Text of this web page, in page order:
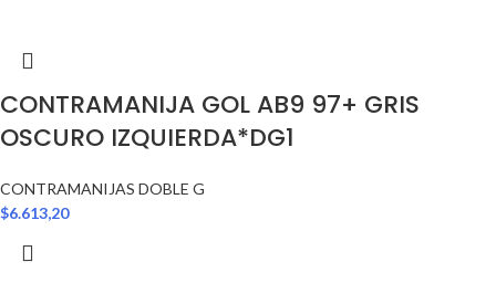
CONTRAMANIJA GOL AB9 97+ GRIS
OSCURO IZQUIERDA*DG1
CONTRAMANIJAS DOBLE G
$6.613,20